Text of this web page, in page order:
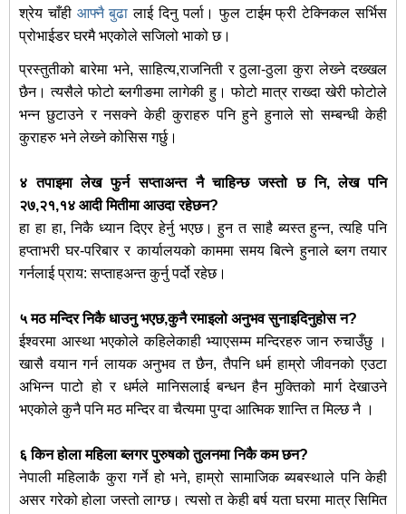
श्रेय चाँहीआफ्नै बुढा लाई दिनु पर्ला। फुल टाईम फ्री टेक्निकल सर्भिस
प्रोभाईडर घरमै भएकोले सजिलो भाको छ।
प्रस्तुतीको बारेमा भने, साहित्य,राजनिती र ठुला-ठुला कुरा लेख्‍ने दख्खल
छैन। त्यसैले फोटो ब्लगीङमा लागेकी हु। फोटो मात्र राख्दा खेरी फोटोले
भन्न छुटाउने र नसक्ने केही कुराहरु पनि हुने हुनाले सो सम्बन्धी केही
कुराहरु भने लेख्‍ने कोसिस गर्छु।
४ तपाइमा लेख फुर्न सप्ताअन्त नै चाहिन्छ जस्तो छ नि, लेख पनि
२७,२१,१४ आदी मितीमा आउदा रहेछन?
हा हा हा, निकै ध्यान दिएर हेर्नु भएछ। हुन त साहै ब्यस्त हुन्न, त्यहि पनि
हप्ताभरी घर-परिबार र कार्यालयको काममा समय बित्ने हुनाले ब्लग तयार
गर्नलाई प्राय: सप्ताहअन्त कुर्नु पर्दो रहेछ।
५ मठ मन्दिर निकै धाउनु भएछ,कुनै रमाइलो अनुभव सुनाइदिनुहोस न?
ईश्‍वरमा आस्था भएकोले कहिलेकाही भ्याएसम्म मन्दिरहरु जान रुचाउँछु ।
खासै वयान गर्न लायक अनुभव त छैन, तैपनि धर्म हाम्रो जीवनको एउटा
अभिन्न पाटो हो र धर्मले मानिसलाई बन्धन हैन मुक्तिको मार्ग देखाउने
भएकोले कुनै पनि मठ मन्दिर वा चैत्यमा पुग्दा आत्मिक शान्ति त मिल्छ नै ।
६ किन होला महिला ब्लगर पुरुषको तुलनमा निकै कम छन?
नेपाली महिलाकै कुरा गर्ने हो भने, हाम्रो सामाजिक ब्यबस्थाले पनि केही
असर गरेको होला जस्तो लाग्छ। त्यसो त केही बर्ष यता घरमा मात्र सिमित